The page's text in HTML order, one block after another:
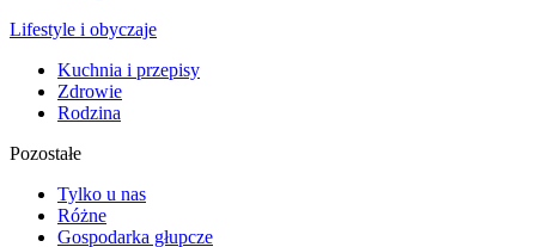
Lifestyle i obyczaje
Kuchnia i przepisy
Zdrowie
Rodzina
Pozostałe
Tylko u nas
Różne
Gospodarka głupcze